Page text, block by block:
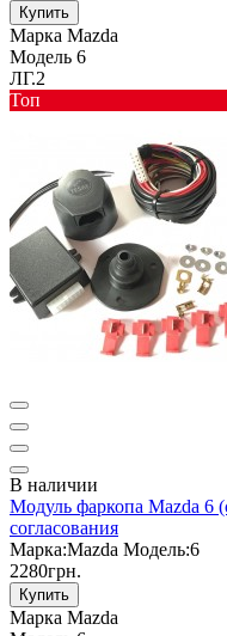
Купить
Марка Mazda
Модель 6
ЛГ.2
Toп
В наличии
Модуль фаркопа Mazda 6
согласования
Марка:Mazda Модель:6
2280грн.
Купить
Марка Mazda